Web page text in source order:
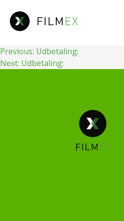
indhold
Indlægsnavigation
Previous: Udbetaling:
Next: Udbetaling: